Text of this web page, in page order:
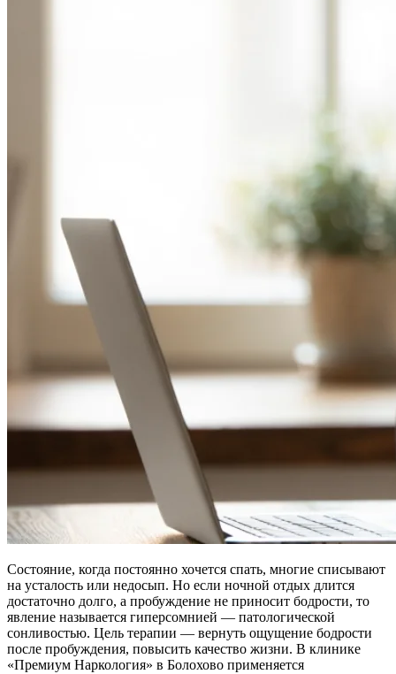
Состояние, когда постоянно хочется спать, многие списывают
на усталость или недосып. Но если ночной отдых длится
достаточно долго, а пробуждение не приносит бодрости, то
явление называется гиперсомнией — патологической
сонливостью. Цель терапии — вернуть ощущение бодрости
после пробуждения, повысить качество жизни. В клинике
«Премиум Наркология» в Болохово применяется